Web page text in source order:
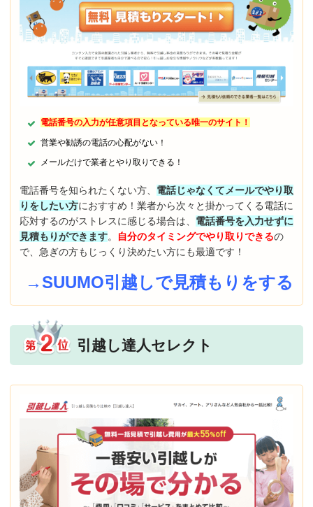
電話番号の入力が任意項目となっている唯一のサイト！
営業や勧誘の電話の心配がない！
メールだけで業者とやり取りできる！
電話番号を知られたくない方、 電話じゃなくてメールでやり取
りをしたい方におすすめ！業者から次々と掛かってくる電話に
応対するのがストレスに感じる場合は、 電話番号を入力せずに
見積もりができます。 自分のタイミングでやり取りできるの
で、急ぎの方もじっくり決めたい方にも最適です！
→SUUMO引越しで見積もりをする
引越し達人セレクト